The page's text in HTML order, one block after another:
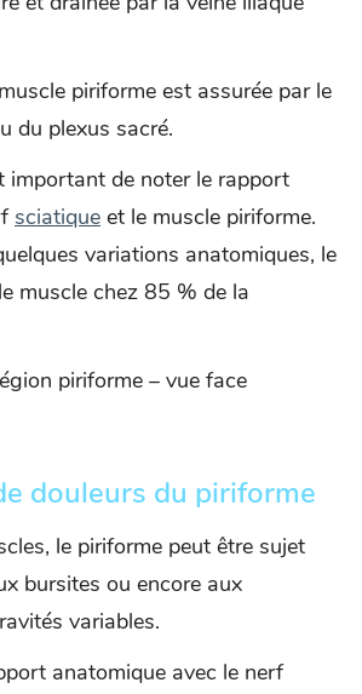
piriforme est assurée par le
du plexus sacré.
important de noter le rapport
sciatique et le muscle piriforme.
variations anatomiques, le
muscle chez 85 % de la
piriforme – vue face
douleurs du piriforme
le piriforme peut être sujet
bursites ou encore aux
variables.
anatomique avec le nerf